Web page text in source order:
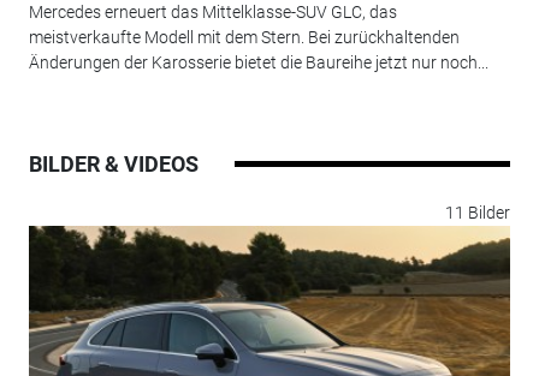
Mercedes erneuert das Mittelklasse-SUV GLC, das
meistverkaufte Modell mit dem Stern. Bei zurückhaltenden
Änderungen der Karosserie bietet die Baureihe jetzt nur noch...
BILDER & VIDEOS
11 Bilder